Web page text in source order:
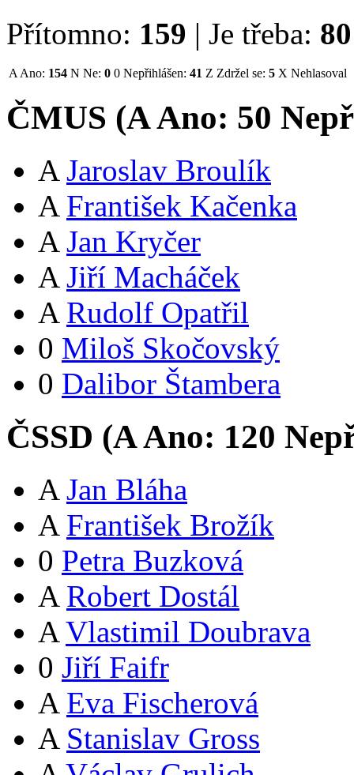
Přítomno: 159 | Je třeba: 80
A Ano: 154 N Ne: 0 0 Nepřihlášen: 41 Z Zdržel se: 5 X Nehlasoval
ČMUS (AAno: 50
A Jaroslav Broulík
A František Kačenka
A Jan Kryčer
A Jiří Macháček
A Rudolf Opatřil
0 Miloš Skočovský
0 Dalibor Štambera
ČSSD (AAno: 120
A Jan Bláha
A František Brožík
0 Petra Buzková
A Robert Dostál
A Vlastimil Doubrava
0 Jiří Faifr
A Eva Fischerová
A Stanislav Gross